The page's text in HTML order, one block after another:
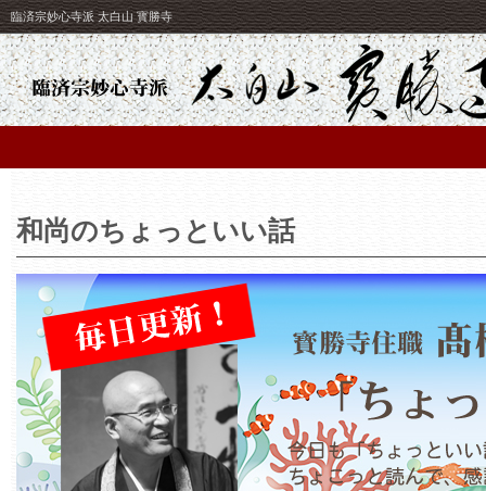
臨済宗妙心寺派 太白山 寳勝寺
和尚のちょっといい話